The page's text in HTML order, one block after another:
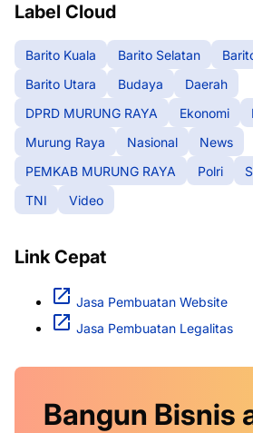
Label Cloud
Barito Kuala Barito Selatan
Barito Utara
Budaya
Daerah
DPRD MURUNG RAYA
Ekonomi
Murung Raya
Nasional
News
PEMKAB MURUNG RAYA
Polri
TNI
Video
Link Cepat
Jasa Pembuatan Website
Jasa Pembuatan Legalitas
Bangun Bisnis